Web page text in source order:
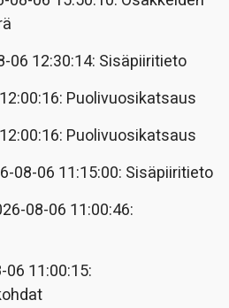
06 12:30:14: Sisäpiiritieto
Puolivuosikatsaus
Puolivuosikatsaus
08-06 11:15:00: Sisäpiiritieto
08-06 11:00:46:
06 11:00:15: